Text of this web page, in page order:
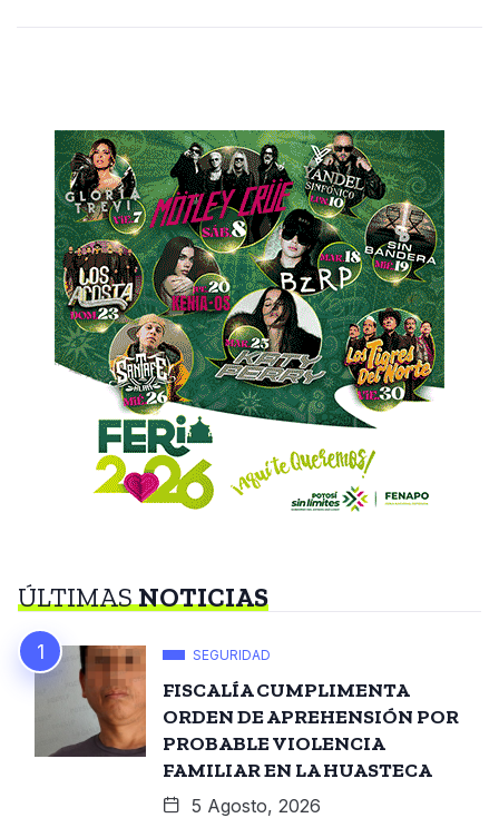
ÚLTIMASNOTICIAS
SEGURIDAD
FISCALÍA CUMPLIMENTA
ORDEN DE APREHENSIÓN POR
PROBABLE VIOLENCIA
FAMILIAR EN LA HUASTECA
5 Agosto, 2026